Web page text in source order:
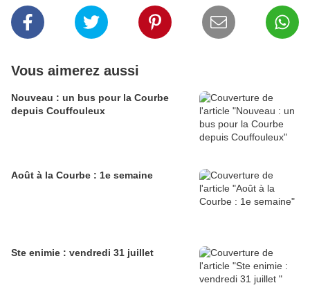
Vous aimerez aussi
Nouveau : un bus pour la Courbe
depuis Couffouleux
Août à la Courbe : 1e semaine
Ste enimie : vendredi 31 juillet